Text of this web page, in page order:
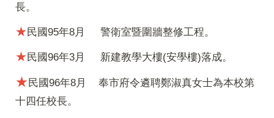
長。
★民國95年8月 警衛室暨圍牆整修工程。
★民國96年3月 新建教學大樓(安學樓)落成。
★民國96年8月 奉市府令遴聘鄭淑真女士為本校第
十四任校長。